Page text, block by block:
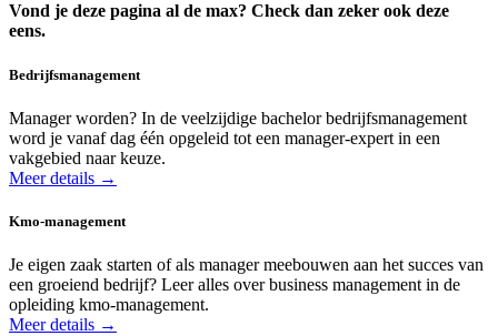
Vond je deze pagina al de max? Check dan zeker ook deze
eens.
Bedrijfsmanagement
Manager worden? In de veelzijdige bachelor bedrijfsmanagement
word je vanaf dag één opgeleid tot een manager-expert in een
vakgebied naar keuze.
Meer details →
Kmo-management
Je eigen zaak starten of als manager meebouwen aan het succes van
een groeiend bedrijf? Leer alles over business management in de
opleiding kmo-management.
Meer details →